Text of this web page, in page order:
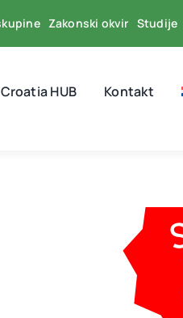
Zakonski okvir Studije
HUB Kontakt